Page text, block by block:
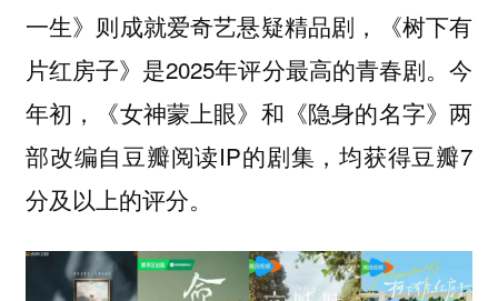
一生》则成就爱奇艺悬疑精品剧，《树下有
片红房子》是2025年评分最高的青春剧。今
年初，《女神蒙上眼》和《隐身的名字》两
部改编自豆瓣阅读IP的剧集，均获得豆瓣7
分及以上的评分。